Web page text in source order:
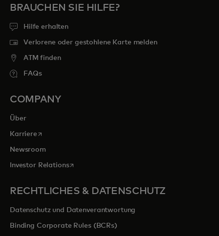
BRAUCHEN SIE HILFE?
Hilfe erhalten
Verlorene oder gestohlene Karte melden
ATM finden
FAQs
COMPANY
Über
Karrierewird in einer neuen Registerkarte geöffnet
Newsroom
Investor Relationswird in einer neuen Registerkarte geöffnet
RECHTLICHES & DATENSCHUTZ
Datenschutz und Datenverantwortung
Binding Corporate Rules (BCRs)